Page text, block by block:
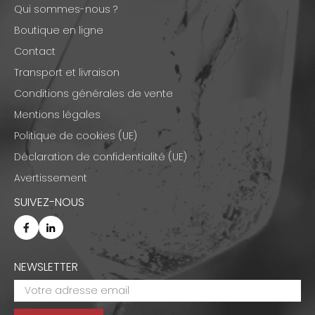
Qui sommes-nous ?
Boutique en ligne
Contact
Transport et livraison
Conditions générales de vente
Mentions légales
Politique de cookies (UE)
Déclaration de confidentialité (UE)
Avertissement
SUIVEZ-NOUS
NEWSLETTER